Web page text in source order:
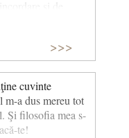
decat "viata
>>>
cuvinte
m-a dus mereu tot
Şi filosofia mea s-
te!